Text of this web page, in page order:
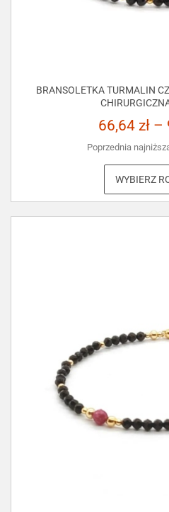
BRANSOLETKA TURMALIN
66,64 zł –
Poprzednia
WYBIERZ